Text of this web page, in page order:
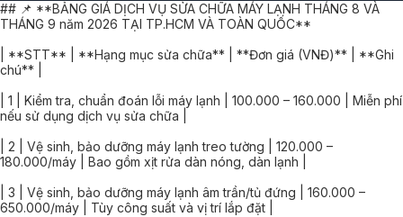
## 📌 **BẢNG GIÁ DỊCH VỤ SỬA CHỮA MÁY LẠNH THÁNG 8 VÀ
THÁNG 9 năm 2026 TẠI TP.HCM VÀ TOÀN QUỐC**
| **STT** | **Hạng mục sửa chữa** | **Đơn giá (VNĐ)** | **Ghi
chú** |
| 1 | Kiểm tra, chuẩn đoán lỗi máy lạnh | 100.000 – 160.000 | Miễn phí
nếu sử dụng dịch vụ sửa chữa |
| 2 | Vệ sinh, bảo dưỡng máy lạnh treo tường | 120.000 –
180.000/máy | Bao gồm xịt rửa dàn nóng, dàn lạnh |
| 3 | Vệ sinh, bảo dưỡng máy lạnh âm trần/tủ đứng | 160.000 –
650.000/máy | Tùy công suất và vị trí lắp đặt |